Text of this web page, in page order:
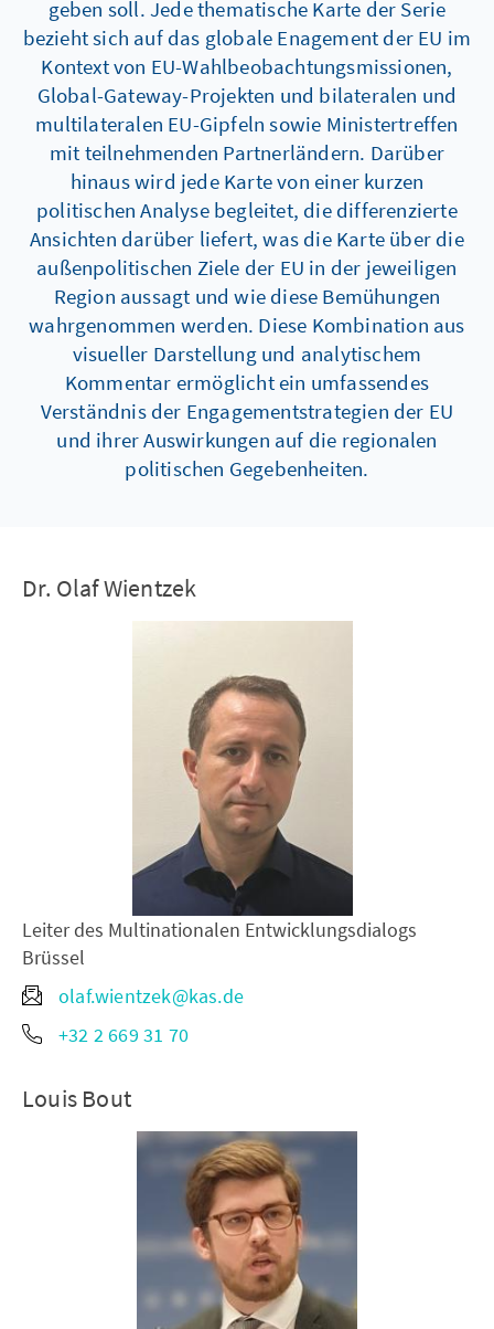
geben soll. Jede thematische Karte der Serie
bezieht sich auf das globale Enagement der EU im
Kontext von EU-Wahlbeobachtungsmissionen,
Global-Gateway-Projekten und bilateralen und
multilateralen EU-Gipfeln sowie Ministertreffen
mit teilnehmenden Partnerländern. Darüber
hinaus wird jede Karte von einer kurzen
politischen Analyse begleitet, die differenzierte
Ansichten darüber liefert, was die Karte über die
außenpolitischen Ziele der EU in der jeweiligen
Region aussagt und wie diese Bemühungen
wahrgenommen werden. Diese Kombination aus
visueller Darstellung und analytischem
Kommentar ermöglicht ein umfassendes
Verständnis der Engagementstrategien der EU
und ihrer Auswirkungen auf die regionalen
politischen Gegebenheiten.
Dr. Olaf Wientzek
Leiter des Multinationalen Entwicklungsdialogs
Brüssel
olaf.wientzek@kas.de
+32 2 669 31 70
Louis Bout